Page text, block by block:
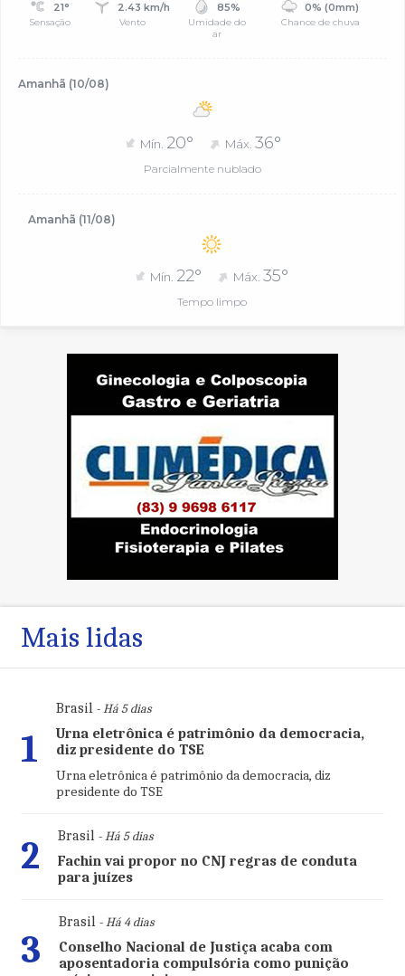
21°
Sensação
2.43 km/h
Vento
85%
Umidade do
ar
0% (0mm)
Chance de chuva
Amanhã (10/08)
Mín. 20° Máx. 36°
Parcialmente nublado
Amanhã (11/08)
Mín. 22° Máx.35°
Tempo limpo
Mais lidas
1
Brasil- Há 5 dias
Urna eletrônica é patrimônio da democracia,
diz presidente do TSE
Urna eletrônica é patrimônio da democracia, diz
presidente do TSE
2 Brasil- Há 5 dias
Fachin vai propor no CNJ regras de conduta
para juízes
3
Brasil- Há 4 dias
Conselho Nacional de Justiça acaba com
aposentadoria compulsória como punição